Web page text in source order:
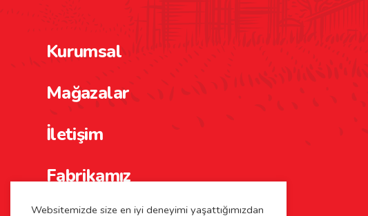
Kurumsal
Mağazalar
İletişim
Fabrikamız
Websitemizde size en iyi deneyimi yaşattığımızdan